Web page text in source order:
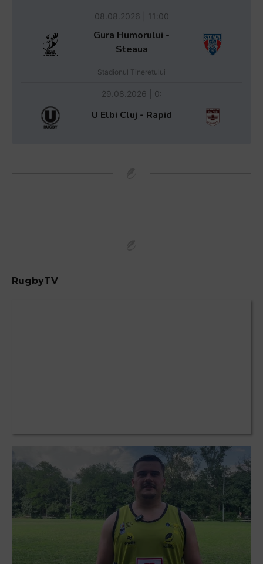
08.08.2026 | 11:00
Gura Humorului -
Steaua
Stadionul Tineretului
29.08.2026 | 0:
U Elbi Cluj - Rapid
RugbyTV